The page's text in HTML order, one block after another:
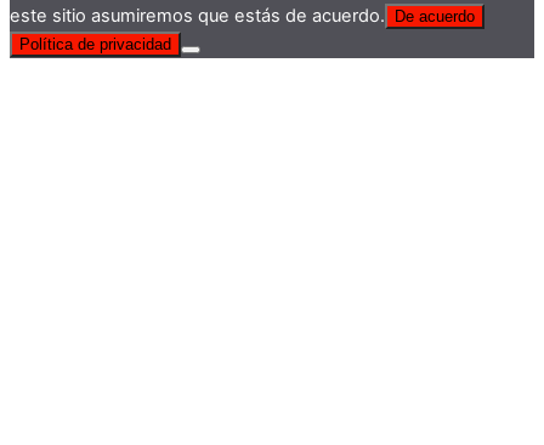
este sitio asumiremos que estás de acuerdo.
De acuerdo
Política de privacidad